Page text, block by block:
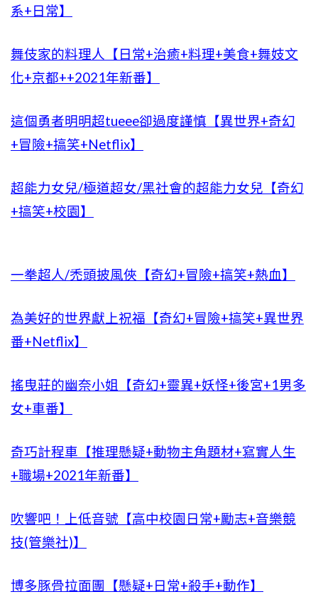
系+日常】
舞伎家的料理人【日常+治癒+料理+美食+舞妓文
化+京都++2021年新番】
這個勇者明明超tueee卻過度謹慎【異世界+奇幻
+冒險+搞笑+Netflix】
超能力女兒/極道超女/黑社會的超能力女兒【奇幻
+搞笑+校園】
一拳超人/禿頭披風俠【奇幻+冒險+搞笑+熱血】
為美好的世界獻上祝福【奇幻+冒險+搞笑+異世界
番+Netflix】
搖曳莊的幽奈小姐【奇幻+靈異+妖怪+後宮+1男多
女+車番】
奇巧計程車【推理懸疑+動物主角題材+寫實人生
+職場+2021年新番】
吹響吧！上低音號【高中校園日常+勵志+音樂競
技(管樂社)】
博多豚骨拉面團【懸疑+日常+殺手+動作】